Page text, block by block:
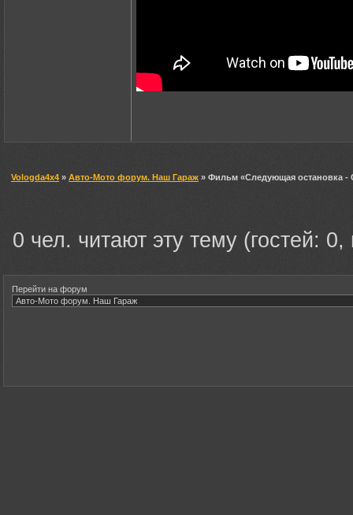
Vologda4x4 » Авто-Мото форум. Наш Гараж » Фильм «Следующая остановка -
0 чел. читают эту тему (гостей:
Перейти на форум